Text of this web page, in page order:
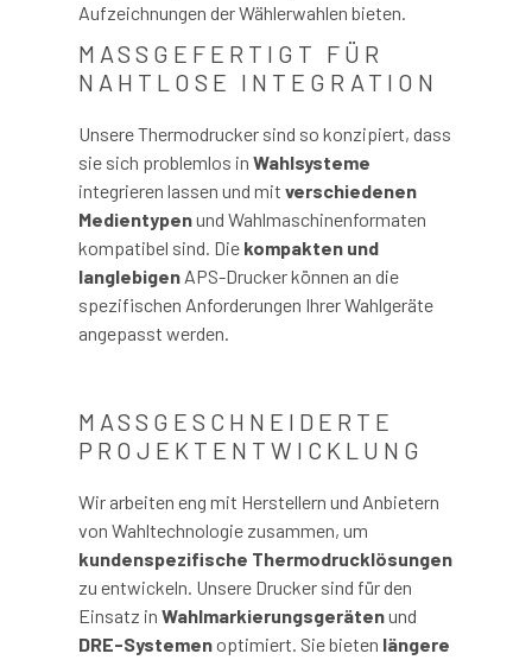
Aufzeichnungen der Wählerwahlen bieten.
MASSGEFERTIGT FÜR N
AHTLOSE INTEGRATION
Unsere Thermodrucker sind so konzipiert, dass
sie sich problemlos in Wahlsysteme
integrieren lassen und mit verschiedenen
Medientypenund Wahlmaschinenformaten
kompatibel sind. Die kompakten und
langlebigen APS-Drucker können an die
spezifischen Anforderungen Ihrer Wahlgeräte
angepasst werden.
MASSGESCHNEIDERTE P
ROJEKTENTWICKLUNG
Wir arbeiten eng mit Herstellern und Anbietern
von Wahltechnologie zusammen, um
kundenspezifische Thermodrucklösungen
zu entwickeln. Unsere Drucker sind für den
Einsatz in Wahlmarkierungsgerätenund
DRE-Systemenoptimiert. Sie bieten längere